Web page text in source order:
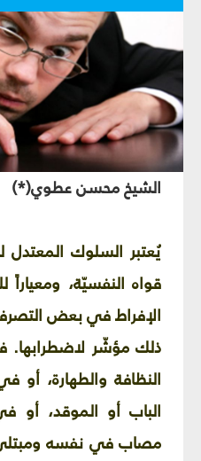
الشيخ محسن عطوي(*)
يُعتبر السلوك
قواه النفسيّة، ومعياراً
الإفراط في بعض
ذلك مؤشّر لاضطرابها.
النظافة والطهارة، أو
الباب أو الموقد، أو
مصاب في نفسه